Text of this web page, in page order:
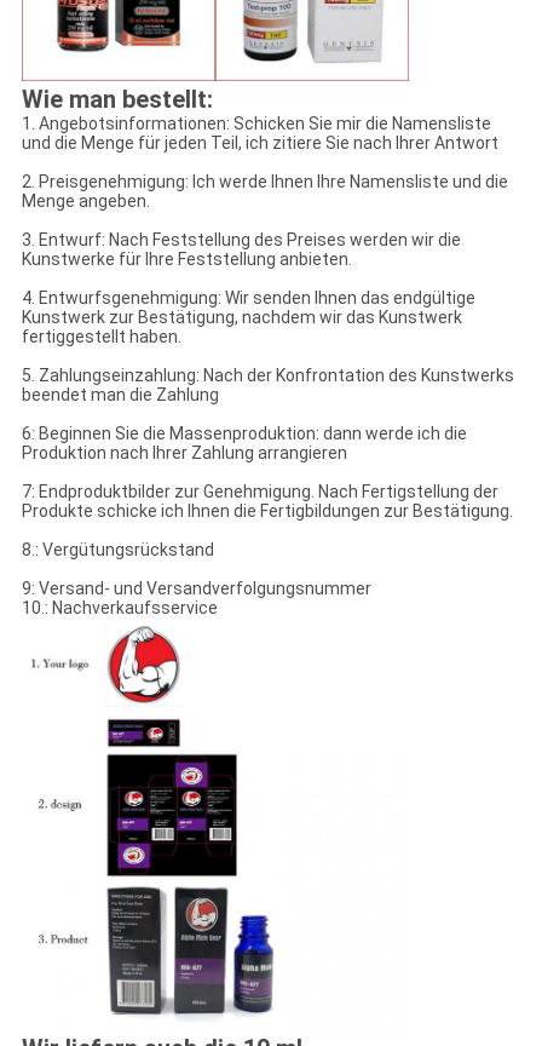
Wie man bestellt:
1. Angebotsinformationen: Schicken Sie mir die Namensliste
und die Menge für jeden Teil, ich zitiere Sie nach Ihrer Antwort
2. Preisgenehmigung: Ich werde Ihnen Ihre Namensliste und die
Menge angeben.
3. Entwurf: Nach Feststellung des Preises werden wir die
Kunstwerke für Ihre Feststellung anbieten.
4. Entwurfsgenehmigung: Wir senden Ihnen das endgültige
Kunstwerk zur Bestätigung, nachdem wir das Kunstwerk
fertiggestellt haben.
5. Zahlungseinzahlung: Nach der Konfrontation des Kunstwerks
beendet man die Zahlung
6: Beginnen Sie die Massenproduktion: dann werde ich die
Produktion nach Ihrer Zahlung arrangieren
7: Endproduktbilder zur Genehmigung. Nach Fertigstellung der
Produkte schicke ich Ihnen die Fertigbildungen zur Bestätigung.
8.: Vergütungsrückstand
9: Versand- und Versandverfolgungsnummer
10.: Nachverkaufsservice